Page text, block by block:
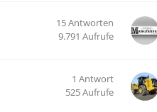
15Antworten
9.791 Aufrufe
1 Antwort
525Aufrufe